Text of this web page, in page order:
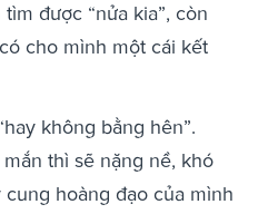
được “nửa kia”, còn
cho mình một cái kết
không bằng hên”.
thì sẽ nặng nề, khó
hoàng đạo của mình